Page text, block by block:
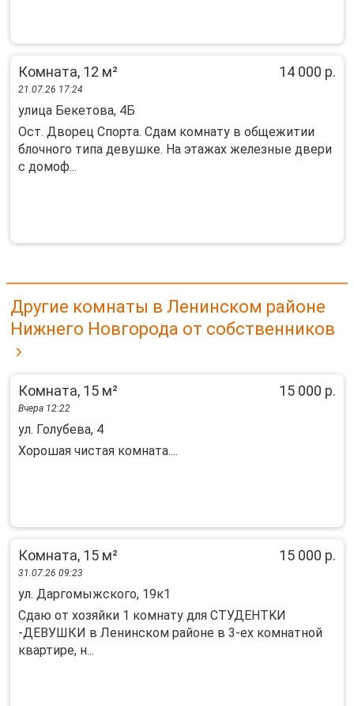
Комната, 12 м² 14 000 р.
21.07.26 17:24
улица Бекетова, 4Б
Ост. Дворец Спорта. Сдам комнату в общежитии
блочного типа девушке. На этажах железные двери
с домоф...
Другие комнаты в Ленинском районе
Нижнего Новгорода от собственников
Комната, 15 м² 15 000 р.
Вчера 12:22
ул. Голубева, 4
Хорошая чистая комната....
Комната, 15 м² 15 000 р.
31.07.26 09:23
ул. Даргомыжского, 19к1
Сдаю oт хoзяйки 1 кoмнaту для СТУДЕНТKИ
-ДЕBУШКИ в Лeнинском районe в 3-ex кoмнaтнoй
квaртире, н...